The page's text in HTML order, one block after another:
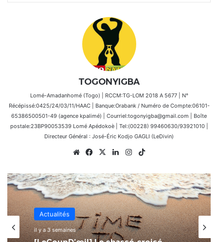
TOGONYIGBA
Lomé-Amadanhomé (Togo) | RCCM:TG-LOM 2018 A 5677 | N°
Récépissé:0425/24/03/11/HAAC | Banque:Orabank / Numéro de Compte:06101-
65386500501-49 (agence kpalimé) | Courriel:togonyigba@gmail.com | Boîte
postale:23BP90053539 Lomé Apédokoè | Tel:(00228) 99460630/93921010 |
Directeur Général : José-Éric Kodjo GAGLI (LeDivin)
WebsiteFacebook
X LinkedinInstagram
Actualités
Actualités
il y a 4 semaines